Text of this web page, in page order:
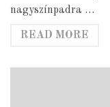
nagyszínpadra …
READ MORE